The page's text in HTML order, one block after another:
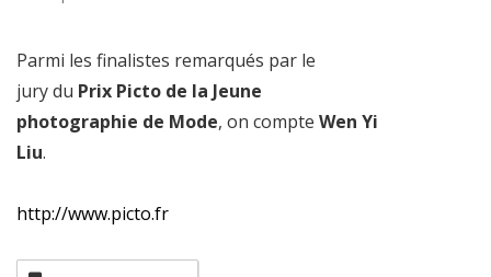
Parmi les finalistes remarqués par le
jury du Prix Picto de la Jeune
photographie de Mode, on compte Wen Yi
Liu.
http://www.picto.fr